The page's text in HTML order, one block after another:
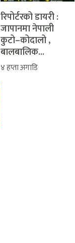
रिपोर्टरको डायरी :
जापानमा नेपाली
कुटो–कोदालो ,
बालबालिक...
४ हप्ता अगाडि